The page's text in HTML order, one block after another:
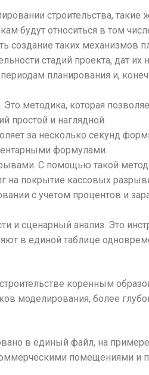
строительства,
будут относиться в том
создание таких механизмов
стадий проекта, дат
планирования и,
методика, которая
простой и наглядной.
за несколько секунд
формулами.
С помощью такой
на покрытие кассовых
с учетом процентов и
и сценарный анализ. Это
в единой таблице
коренным
моделирования, более
в единый файл, на
помещениями и